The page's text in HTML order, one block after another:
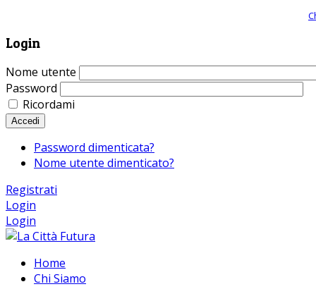
Login
Nome utente
Password
Ricordami
Accedi
Password dimenticata?
Nome utente dimenticato?
Registrati
Login
Login
Home
Chi Siamo